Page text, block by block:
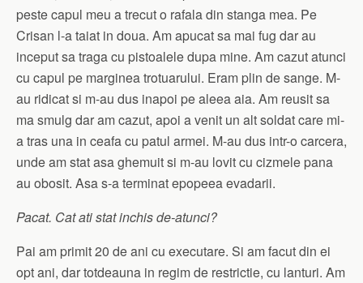
peste capul meu a trecut o rafala din stanga mea. Pe
Crisan l-a taiat in doua. Am apucat sa mai fug dar au
inceput sa traga cu pistoalele dupa mine. Am cazut atunci
cu capul pe marginea trotuarului. Eram plin de sange. M-
au ridicat si m-au dus inapoi pe aleea aia. Am reusit sa
ma smulg dar am cazut, apoi a venit un alt soldat care mi-
a tras una in ceafa cu patul armei. M-au dus intr-o carcera,
unde am stat asa ghemuit si m-au lovit cu cizmele pana
au obosit. Asa s-a terminat epopeea evadarii.
Pacat. Cat ati stat inchis de-atunci?
Pai am primit 20 de ani cu executare. Si am facut din ei
opt ani, dar totdeauna in regim de restrictie, cu lanturi. Am